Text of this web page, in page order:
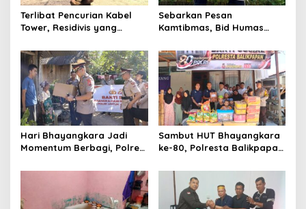
Terlibat Pencurian Kabel
Tower, Residivis yang
Ditangkap Tim Gabungan di
Jeneponto
Sebarkan Pesan
Kamtibmas, Bid Humas
Pemasangan Spanduk
serta Pembagian Stiker
Hari Bhayangkara Jadi
Momentum Berbagi, Polres
Membutuhkan
Sambut HUT Bhayangkara
ke-80, Polresta Balikpapan
Asuhan Jabal Rahmah